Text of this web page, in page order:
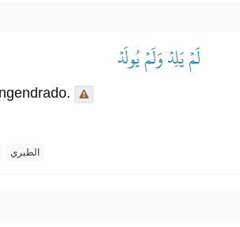
لَمۡ يَلِدۡ وَلَمۡ يُولَدۡ
الطبري